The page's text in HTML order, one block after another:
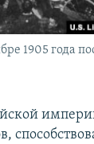
1905 года